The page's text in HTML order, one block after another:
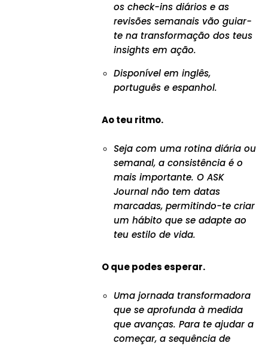
os check-ins diários e as
revisões semanais vão guiar-
te na transformação dos teus
insights em ação.
Disponível em inglês,
português e espanhol.
Ao teu ritmo.
Seja com uma rotina diária ou
semanal, a consistência é o
mais importante. O ASK
Journal não tem datas
marcadas, permitindo-te criar
um hábito que se adapte ao
teu estilo de vida.
O que podes esperar.
Uma jornada transformadora
que se aprofunda à medida
que avanças. Para te ajudar a
começar, a sequência de